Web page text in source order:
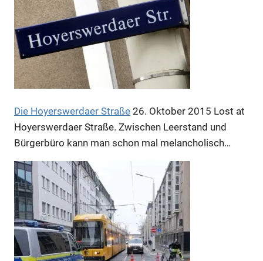
Anzeige
Die Hoyerswerdaer Straße 26. Oktober 2015 Lost at
Hoyerswerdaer Straße. Zwischen Leerstand und
Bürgerbüro kann man schon mal melancholisch…